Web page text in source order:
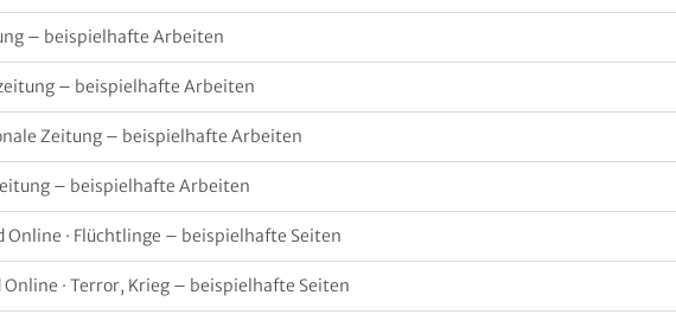
– beispielhafte Arbeiten
– beispielhafte Arbeiten
Zeitung – beispielhafte Arbeiten
– beispielhafte Arbeiten
· Flüchtlinge – beispielhafte Seiten
· Terror, Krieg – beispielhafte Seiten